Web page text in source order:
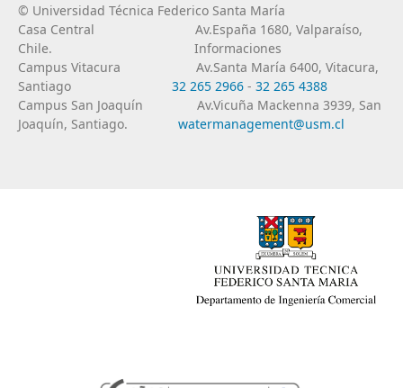
© Universidad Técnica Federico Santa María
Casa Central
Av.España 1680, Valparaíso,
Chile.
Informaciones
Campus Vitacura
Av.Santa María 6400, Vitacura,
Santiago
32 265 2966 - 32 265 4388
Campus San Joaquín
Av.Vicuña Mackenna 3939, San
Joaquín, Santiago.
watermanagement@usm.cl